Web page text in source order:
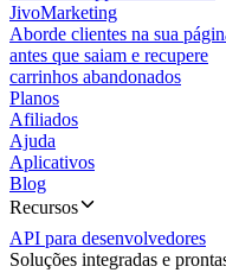
JivoMarketing
Aborde clientes na sua
antes que saiam e recupere
carrinhos abandonados
Planos
Afiliados
Ajuda
Aplicativos
Blog
Recursos
API para desenvolvedores
Soluções integradas e